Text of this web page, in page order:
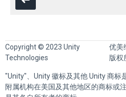
Copyright © 2023 Unity
Technologies
优美
版权
"Unity"、Unity 徽标及其他 Unity 商标
附属机构在美国及其他地区的商标或